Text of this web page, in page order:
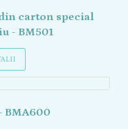
carton special
- BM501
BMA600